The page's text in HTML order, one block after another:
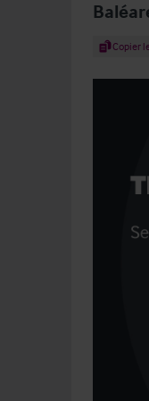
ShareCopier